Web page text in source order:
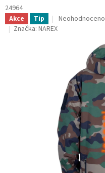
24964
Akce Tip
Průměrné
hvězdiček.
Neohodnoceno
Značka: NAREX